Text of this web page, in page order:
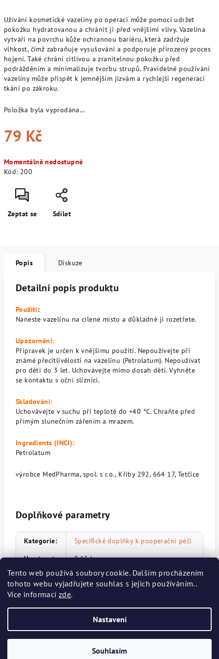
Tento web používá soubory cookie. Dalším procházením
tohoto webu vyjadřujete souhlas s jejich používáním..
Více informacízde.
Nastavení
Souhlasím
Užívání kosmetické vazelíny po operaci může pomoci udržet
pokožku hydratovanou a chránit ji před vnějšími vlivy. Vazelína
vytváří na povrchu kůže ochrannou bariéru, která zadržuje
vlhkost, čímž zabraňuje vysušování a podporuje přirozený proces
hojení. Také chrání citlivou a zranitelnou pokožku před
podrážděním a minimalizuje tvorbu strupů. Pravidelné používání
vazelíny může přispět k jemnějším jizvám a rychlejší regeneraci
tkání po zákroku.
Položka byla vyprodána…
79 Kč
cena:
Momentálně nedostupné
Kód: 200
Zeptat se Sdílet
Popis Diskuze
Detailní popis produktu
Použití:
Naneste vazelínu na cílené místo a důkladně ji rozetřete.
Upozornění:
Přípravek je určen k vnějšímu použití. Nepoužívejte při
známé přecitlivělosti na vazelínu (Petrolatum). Nepoužívat
pro děti do 3 let. Uchovávejte mimo dosah dětí. Vyhněte
se kontaktu s oční sliznicí.
Skladování:
Uchovávejte v suchu při teplotě do +40 °C. Chraňte před
přímým slunečním zářením a mrazem.
Ingredients (INCI):
Petrolatum
výrobce MedPharma, spol. s r.o., Křiby 292, 664 17, Tetčice
Doplňkové parametry
Kategorie:
Specifické doplňky k pooperační péči
Hmotnost:
0.15 kg
EAN:
8594045474145
Položka byla vyprodána…
Copyright 2026 . Všechna práva vyhrazena.